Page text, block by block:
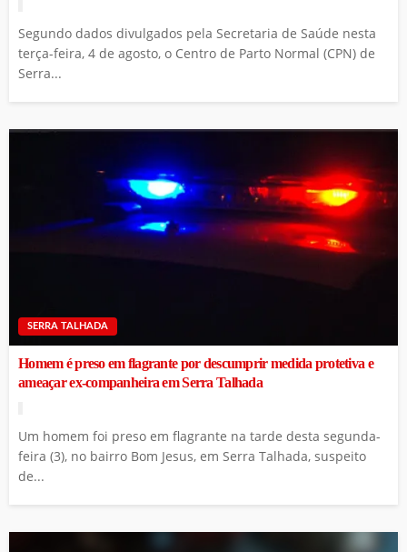
Segundo dados divulgados pela Secretaria de Saúde nesta
terça-feira, 4 de agosto, o Centro de Parto Normal (CPN) de
Serra...
SERRA TALHADA
Homem é preso em flagrante por descumprir medida protetiva e
ameaçar ex-companheira em Serra Talhada
Um homem foi preso em flagrante na tarde desta segunda-
feira (3), no bairro Bom Jesus, em Serra Talhada, suspeito
de...